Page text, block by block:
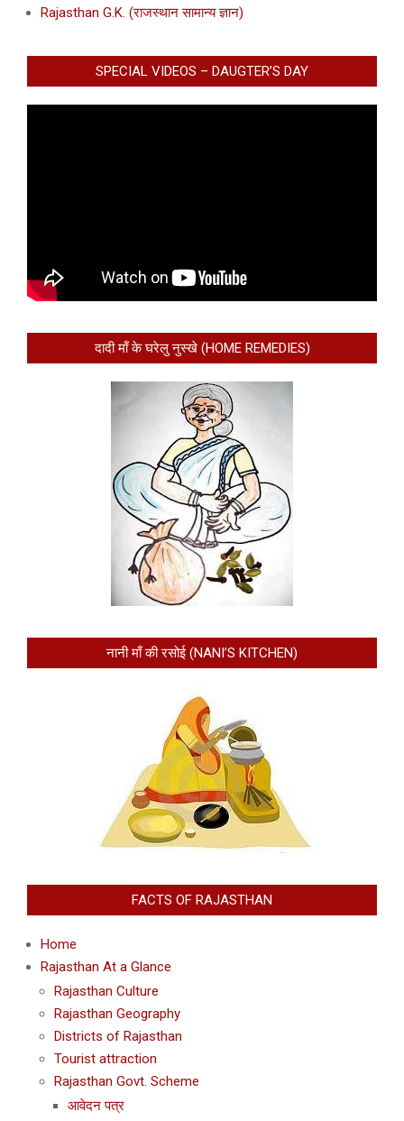
Rajasthan G.K. (राजस्थान सामान्य ज्ञान)
SPECIAL VIDEOS – DAUGTER’S DAY
दादी माँ के घरेलु नुस्खे (HOME REMEDIES)
नानी माँ की रसोई (NANI’S KITCHEN)
FACTS OF RAJASTHAN
Home
Rajasthan At a Glance
Rajasthan Culture
Rajasthan Geography
Districts of Rajasthan
Tourist attraction
Rajasthan Govt. Scheme
आवेदन पत्र